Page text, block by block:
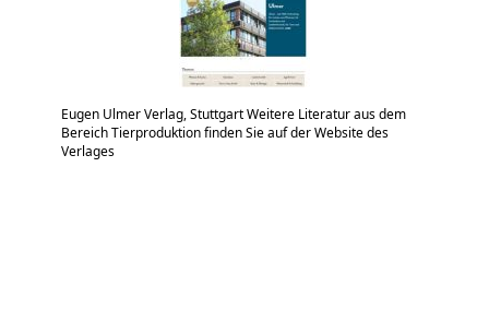
Eugen Ulmer Verlag, Stuttgart Weitere Literatur aus dem
Bereich Tierproduktion finden Sie auf der Website des
Verlages